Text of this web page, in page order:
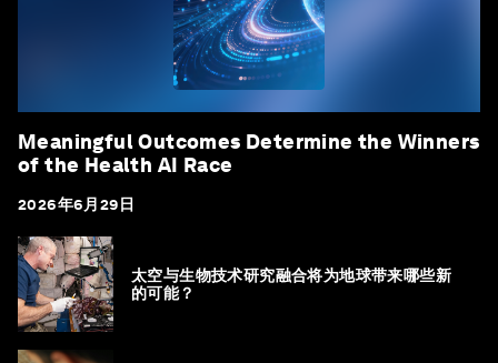
Meaningful Outcomes Determine the Winners
of the Health AI Race
2026年6月29日
太空与生物技术研究融合将为地球带来哪些新
的可能？